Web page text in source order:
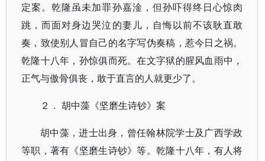
定案。乾隆虽未加罪孙嘉淦，但孙吓得终日心惊肉
跳，而面对身边哭泣的妻儿，自悔以前不该耿直敢
奏，致使别人冒自己的名字写伪奏稿，惹今日之祸。
乾隆十八年，孙惊俱而死。在文字狱的腥风血雨中，
正气与傲骨俱丧，敢于直言的人就更少了。
２． 胡中藻《坚磨生诗钞》案
胡中藻，进士出身，曾任翰林院学士及广西学政
等职，著有《坚磨生诗钞》等。乾隆十八年，有人将